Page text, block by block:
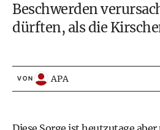
Beschwerden
dürften, als die
VON APA